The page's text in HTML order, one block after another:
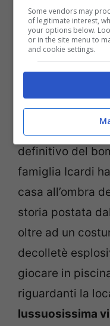
Wanda Nara (Getty
La sexy
impazzire il
bollenti. Con
definitivo del
famiglia Icardi
casa all’ombra
storia postata
oltre ad un
decolletè
giocare in
riguardanti la
lussuosissima
Some vendors may
of legitimate interest,
your options below.
or in the site menu to
and cookie settings.